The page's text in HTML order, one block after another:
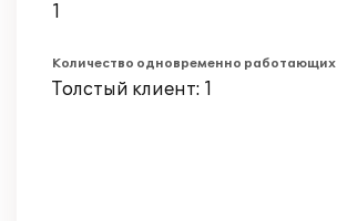
1
Количество одновременно работающих
Толстый клиент: 1